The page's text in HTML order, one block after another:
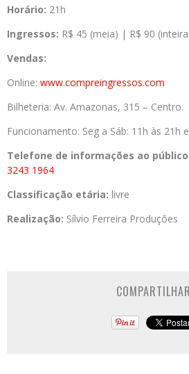
Horário: 21h
Ingressos: R$ 45 (meia) | R$ 90
Vendas:
Online: www.compreingressos.com
Bilheteria: Av. Amazonas, 315 – Centro.
Funcionamento: Seg a Sáb: 11h às 21h
Telefone de informações ao
3243 1964
Classificação etária: livre
Realização: Sílvio Ferreira Produções